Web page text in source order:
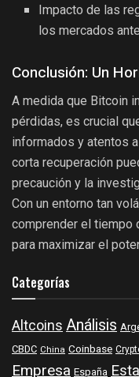
Impacto de las
los mercados
Conclusión: Un
A medida que Bitcoin
pérdidas, es crucial
informados y atentos
corta recuperación
precaución y la
Con un entorno tan
comprender el tiempo
para maximizar el
Categorías
AltcoinsAnálisis
CBDC China Coinbase
Empresa España